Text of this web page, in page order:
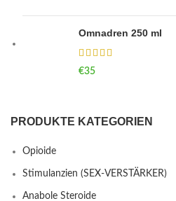
Omnadren 250 ml
€35
PRODUKTE KATEGORIEN
Opioide
Stimulanzien (SEX-VERSTÄRKER)
Anabole Steroide